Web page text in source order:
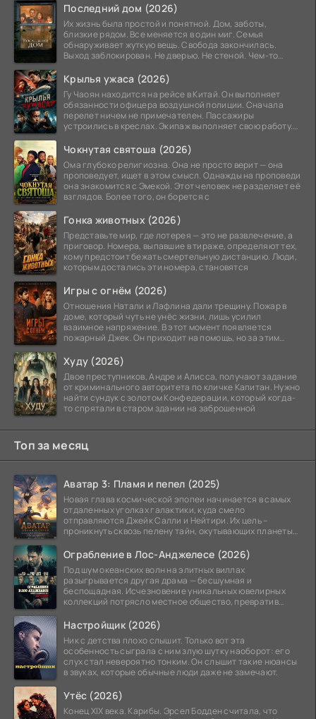
Последний дом (2026)
Их жизнь была простой и понятной. Дом, заботы,
близкие рядом. Все меняется в один миг. Семья
обнаруживает жуткую вещь. Свобода закончилась.
Выход заблокирован. Не дверью. Не стеной. Чем-то
Крылья ужаса (2026)
Гу Чаоян находится на рейсе в Китай. Он выполняет
обязанности офицера воздушной полиции. Сначала
перелет ничем не примечателен. Пассажиры
устроились в креслах. Экипаж выполняет свою работу.
Чокнутая святоша (2026)
Ома глубоко религиозна. Она не просто верит — она
проповедует, ищет в этом смысл. Однажды на проповеди
она знакомится с Эмекой. Этот человек не разделяет её
взглядов. Более того, он борется с
Гонка животных (2026)
Представьте мир, где лотерея — это не развлечение, а
приговор. Номера, выпавшие в тираже, определяют тех,
кому предстоит бежать смертельную дистанцию. Люди,
которым достались эти номера, становятся
Игры с огнём (2026)
Отношения Натали и Лафлина дали трещину. Пожар в
доме, который чуть не унёс жизни, лишь усилил
взаимное напряжение. В этот момент появляется
пожарный Джек. Он приходит на помощь, но за этим
Худу (2026)
Двое преступников, Андре и Алисса, получают задание
от криминального авторитета по кличке Капитан. Нужно
найти сундук с золотом Конфедерации, который когда-
то спрятали в старом здании на заброшенной
Топ за месяц
Аватар 3: Пламя и пепел (2025)
Новая глава космической эпопеи начинается в самых
отдаленных уголках галактики, куда смело
отправляются Джейк Салли и Нейтири. Их цель –
проникнуть сквозь пелену тайн, окутывающих планеты
Ограбление в Лос-Анджелесе (2026)
Под шум океанских волн на элитных виллах
разыгрывается другая драма — бесшумная и
беспощадная. Исчезновение уникальных ювелирных
коллекций потрясло местное общество, превратив
Настройщик (2026)
Ник с детства плохо слышит. Только вот эта
особенность сыграла с ним злую шутку наоборот: его
слух стал невероятно тонким. Он слышит такие нюансы
в звуках, которые обычные люди даже не замечают.
Утёс (2026)
Конец XIX века. Карибы. Эрсел Бодден считала, что